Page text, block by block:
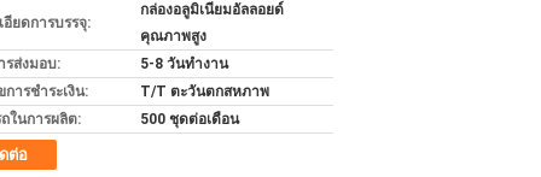
อียดการบรรจุ:
กล่องอลูมิเนียมอัลลอยด์
คุณภาพสูง
รส่งมอบ:
5-8 วันทำงาน
การชำระเงิน:
T/T ตะวันตกสหภาพ
ในการผลิต:
500 ชุดต่อเดือน
ต่อ